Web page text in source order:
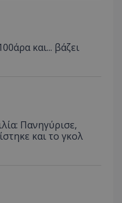
και... βάζει
Πανηγύρισε,
και το γκολ